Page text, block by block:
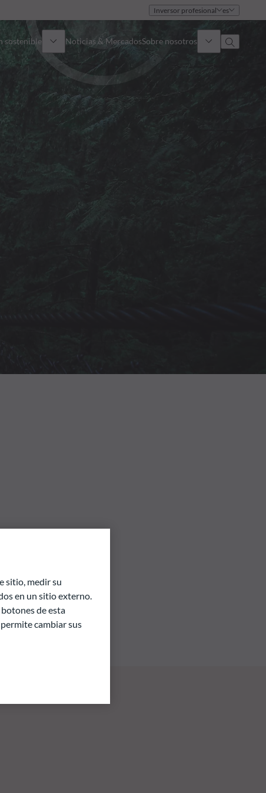
Inversor profesional es
sostenible
general
Noticias & MercadosSobre nosotros
Identidad
sitio, medir su
en un sitio externo.
de esta
cambiar sus